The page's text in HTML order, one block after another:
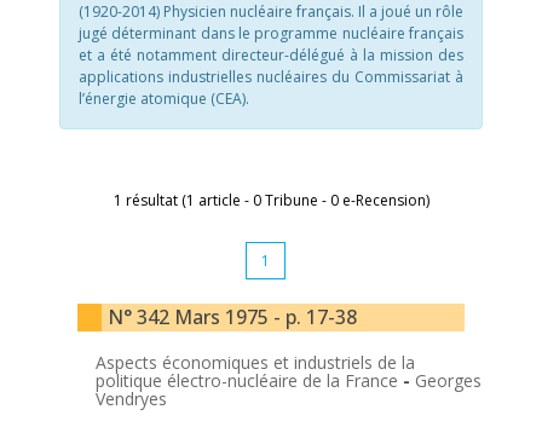
(1920-2014) Physicien nucléaire français. Il a joué un rôle
jugé déterminant dans le programme nucléaire français
et a été notamment directeur-délégué à la mission des
applications industrielles nucléaires du Commissariat à
l’énergie atomique (CEA).
1 résultat (1 article - 0 Tribune - 0 e-Recension)
1
N° 342 Mars 1975 - p. 17-38
Aspects économiques et industriels de la
politique électro-nucléaire de la France - Georges
Vendryes